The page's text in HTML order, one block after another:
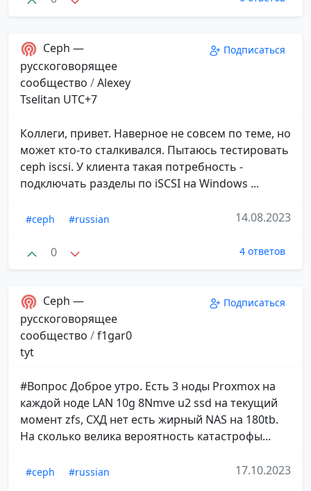
Ceph —
русскоговорящее
сообщество /Alexey
Tselitan UTC+7
Подписаться
Коллеги, привет. Наверное не совсем по теме, но
может кто-то сталкивался. Пытаюсь тестировать
ceph iscsi. У клиента такая потребность -
подключать разделы по iSCSI на Windows ...
#ceph #russian 14.08.2023
0 4 ответов
Ceph —
русскоговорящее
сообщество /f1gar0
tyt
Подписаться
#Вопрос Доброе утро. Есть 3 ноды Proxmox на
каждой ноде LAN 10g 8Nmve u2 ssd на текущий
момент zfs, СХД нет есть жирный NAS на 180tb.
На сколько велика вероятность катастрофы...
#ceph #russian 17.10.2023